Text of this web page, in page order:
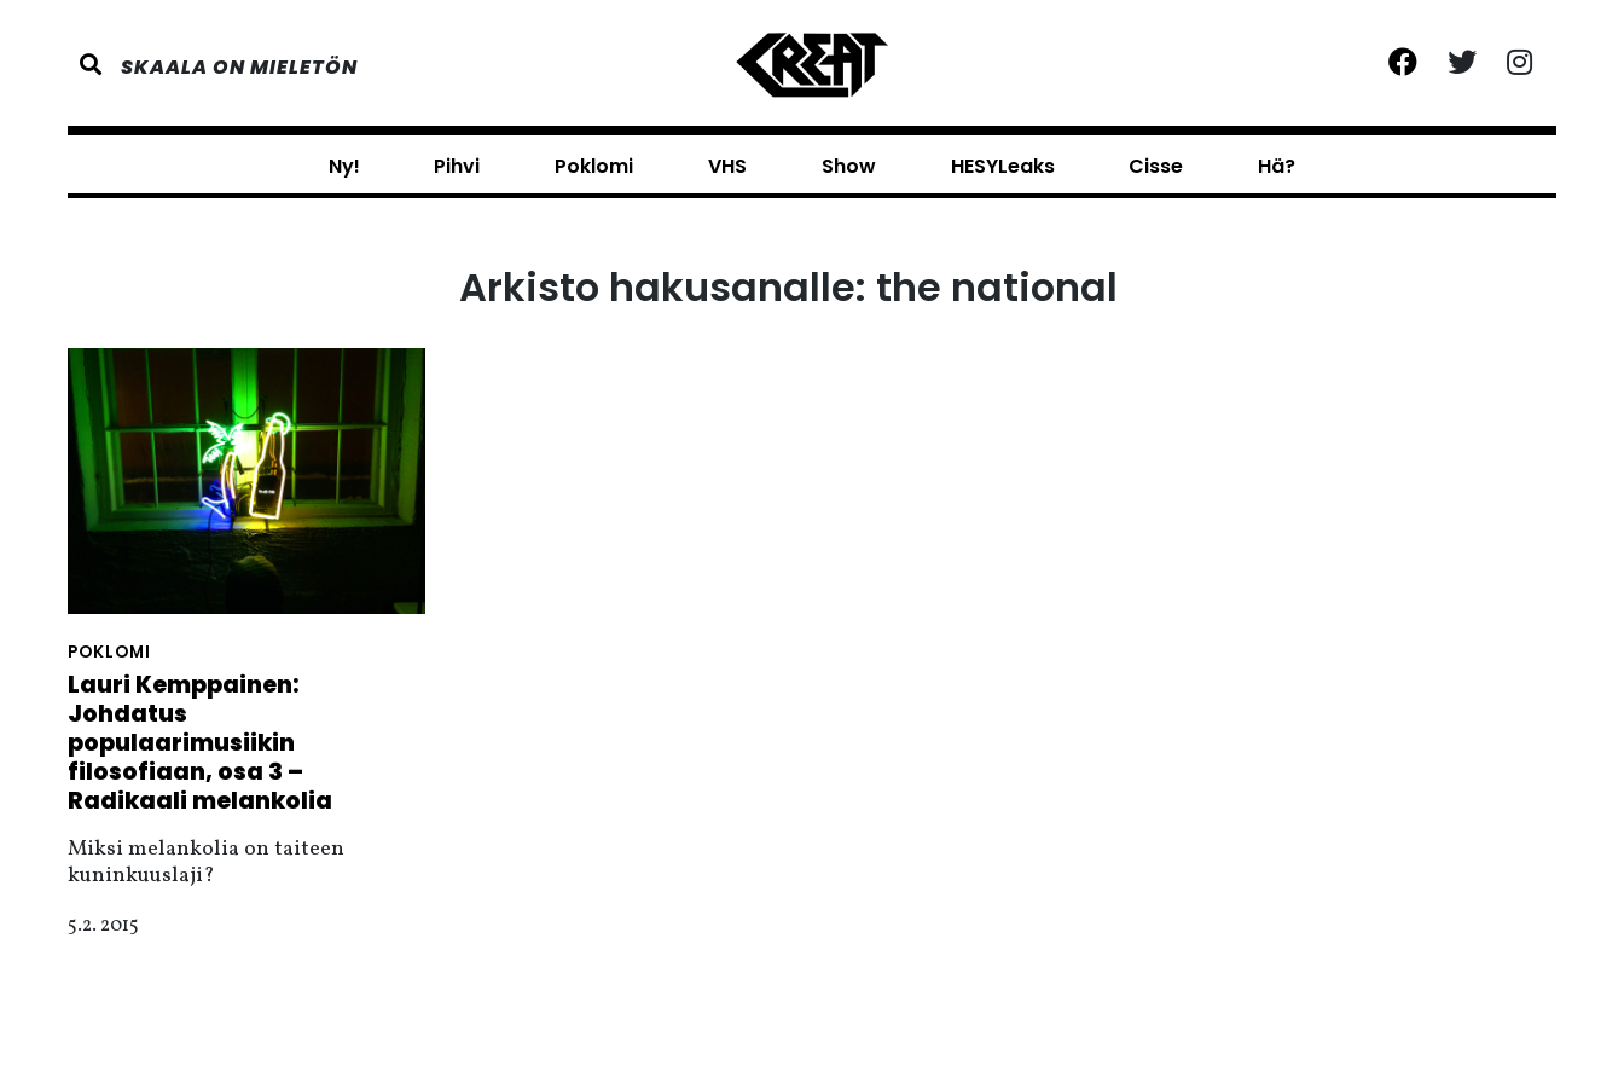
SKAALA ON MIELETÖN
Ny! Pihvi Poklomi VHS Show HESYLeaks Cisse Hä?
Arkisto hakusanalle: the national
POKLOMI
Lauri Kemppainen:
Johdatus
populaarimusiikin
filosofiaan, osa 3 –
Radikaali melankolia
Miksi melankolia on taiteen
kuninkuuslaji?
5.2. 2015